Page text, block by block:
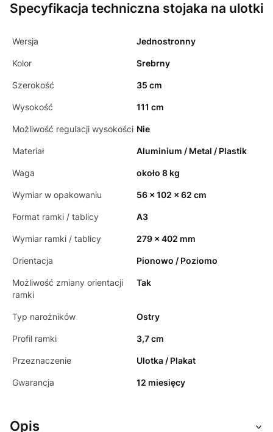
Specyfikacja techniczna stojaka na ulotki
Wersja Jednostronny
Kolor Srebrny
Szerokość 35 cm
Wysokość 111 cm
Możliwość regulacji wysokości Nie
Materiał Aluminium / Metal / Plastik
Waga około 8 kg
Wymiar w opakowaniu 56 x 102 x 62 cm
Format ramki / tablicy A3
Wymiar ramki / tablicy 279 x 402 mm
Orientacja Pionowo / Poziomo
Możliwość zmiany orientacji
ramki
Tak
Typ narożników Ostry
Profil ramki 3,7 cm
Przeznaczenie Ulotka / Plakat
Gwarancja 12 miesięcy
Opis